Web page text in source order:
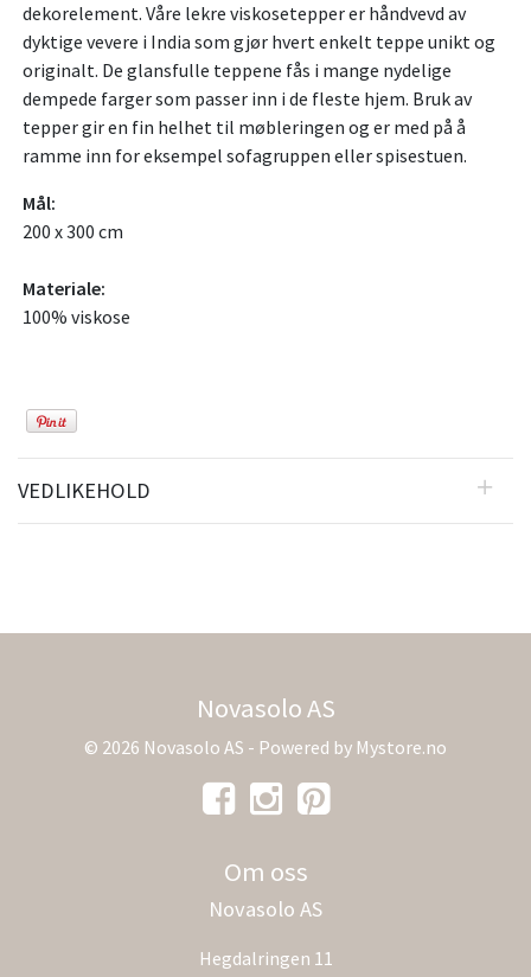
dekorelement. Våre lekre viskosetepper er håndvevd av
dyktige vevere i India som gjør hvert enkelt teppe unikt og
originalt. De glansfulle teppene fås i mange nydelige
dempede farger som passer inn i de fleste hjem. Bruk av
tepper gir en fin helhet til møbleringen og er med på å
ramme inn for eksempel sofagruppen eller spisestuen.
Mål:
200 x 300 cm
Materiale:
100% viskose
VEDLIKEHOLD
Novasolo AS
© 2026 Novasolo AS - Powered by Mystore.no
Om oss
Novasolo AS
Hegdalringen 11